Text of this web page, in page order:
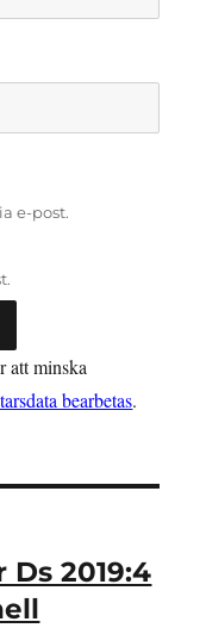
e-post.
att minska
bearbetas.
2019:4